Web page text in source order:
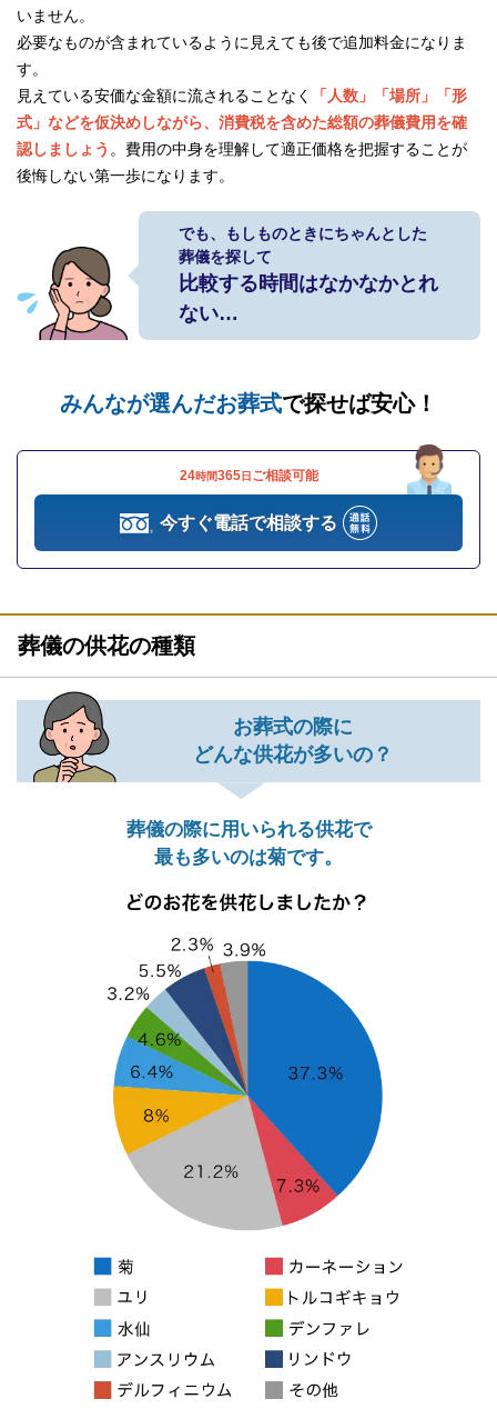
いません。
必要なものが含まれているように見えても後で追加料金になりま
す。
見えている安価な金額に流されることなく
「人数」「場所」「形
式」などを仮決めしながら、消費税を含めた総額の葬儀費用を確
認しましょう 。費用の中身を理解して適正価格を把握することが
後悔しない第一歩になります。
でも、もしものときにちゃんとした
葬儀を探して
比較する時間はなかなかとれ
ない…
みんなが選んだお葬式で探せば安心！
24時間365日 ご相談可能
今すぐ電話で相談する
葬儀の供花の種類
お葬式の際に
どんな供花が多いの？
葬儀の際に用いられる供花で
最も多いのは菊です。